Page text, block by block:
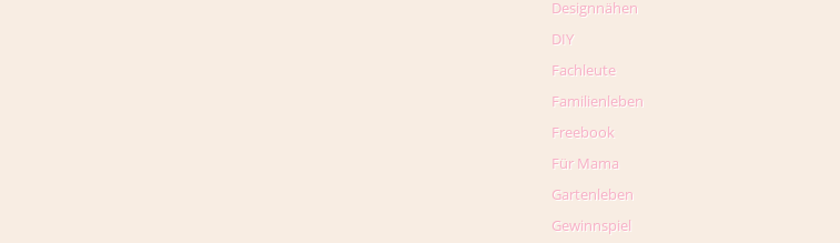
Designnähen
DIY
Fachleute
Familienleben
Freebook
Für Mama
Gartenleben
Gewinnspiel